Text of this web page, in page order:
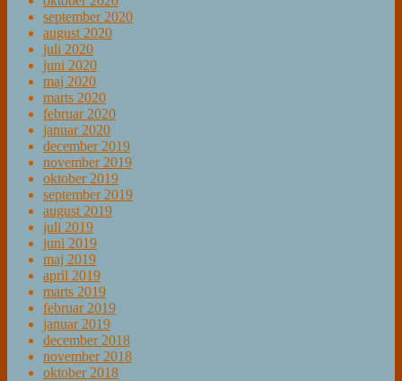
september 2020
august 2020
juli 2020
juni 2020
maj 2020
marts 2020
februar 2020
januar 2020
december 2019
november 2019
oktober 2019
september 2019
august 2019
juli 2019
juni 2019
maj 2019
april 2019
marts 2019
februar 2019
januar 2019
december 2018
november 2018
oktober 2018